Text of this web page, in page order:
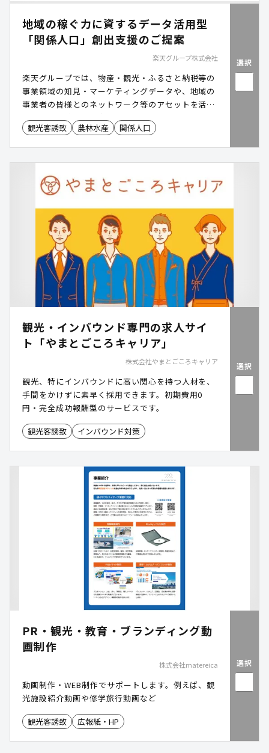
地域の稼ぐ力に資するデータ活用型
「関係人口」創出支援のご提案
楽天グループ株式会社
楽天グループでは、物産・観光・ふるさと納税等の
事業領域の知見・マーケティングデータや、地域の
事業者の皆様とのネットワーク等のアセットを活用
し、地域の稼ぐ力の向上に資する「関係人口」の創
出・拡大の支援を行っています。
観光客誘致 農林水産 関係人口
選択
観光・インバウンド専門の求人サイ
ト「やまとごころキャリア」
株式会社やまとごころキャリア
観光、特にインバウンドに高い関心を持つ人材を、
手間をかけずに素早く採用できます。初期費用0
円・完全成功報酬型のサービスです。
観光客誘致 インバウンド対策
選択
PR・観光・教育・ブランディング動
画制作
株式会社matereica
動画制作・WEB制作でサポートします。例えば、観
光施設紹介動画や修学旅行動画など
観光客誘致 広報紙・HP
選択